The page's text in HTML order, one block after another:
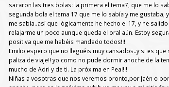
sacaron las tres bolas: la primera el tema7, que me lo
segunda bola el tema 17 que me lo sabía y me gustaba,
me sabía..así que lógicamente he hecho el 17, y he
relajarme un poco aunque queda el oral aún. Estoy
positiva que me habéis mandado todos!!!
Emilio espero que no lleguéis muy cansados..y si es que
paliza de viaje!! yo como no pude dormir anoche de la
mucho de Adri y de ti. La próxima en Peal!!!
Niñas a vosotras que nos veremos pronto,por Jaén o